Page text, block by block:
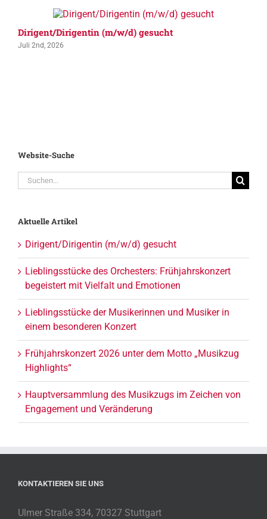
Dirigent/Dirigentin (m/w/d) gesucht
Juli 2nd, 2026
Website-Suche
Suche
nach:
Aktuelle Artikel
Dirigent/Dirigentin (m/w/d) gesucht
Lieblingsstücke des Orchesters: Frühjahrskonzert
begeistert mit Vielfalt und Emotionen
Lieblingsstücke der Musikerinnen und Musiker in
einem besonderen Konzert
Frühjahrskonzert 2026 unter dem Motto „Musikzug
Highlights“
Hauptversammlung des Musikzugs im Zeichen von
Engagement und Veränderung
KONTAKTIEREN SIE UNS
Ulmer Straße 334, 70327 Stuttgart